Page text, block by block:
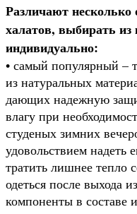
Различают
халатов, выбирать из
индивидуально:
• самый популярный –
из натуральных
дающих надежную
влагу при
студеных зимних
удовольствием надеть
тратить лишнее тепло
одеться после выхода
компоненты в составе